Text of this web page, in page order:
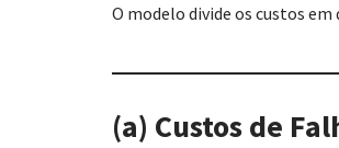
O modelo divide os custos
(a) Custos de